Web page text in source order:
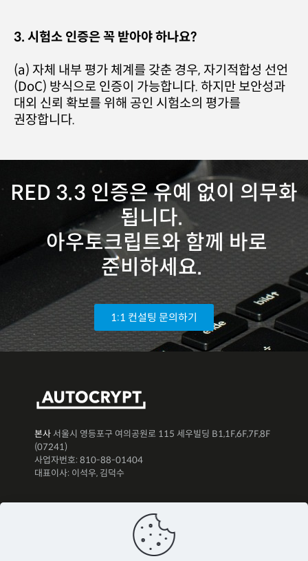
3. 시험소 인증은 꼭 받아야 하나요?
(a) 자체 내부 평가 체계를 갖춘 경우, 자기적합성 선언
(DoC) 방식으로 인증이 가능합니다. 하지만 보안성과
대외 신뢰 확보를 위해 공인 시험소의 평가를
권장합니다.
RED 3.3 인증은 유예 없이 의무화
됩니다.
아우토크립트와 함께 바로
준비하세요.
1:1 컨설팅 문의하기
본사 서울시 영등포구 여의공원로 115 세우빌딩 B1,1F,6F,7F,8F
(07241)
사업자번호: 810-88-01404
대표이사: 이석우, 김덕수